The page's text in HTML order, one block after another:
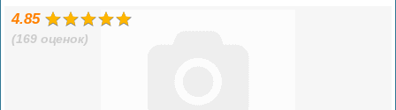
4.85
(169 оценок)